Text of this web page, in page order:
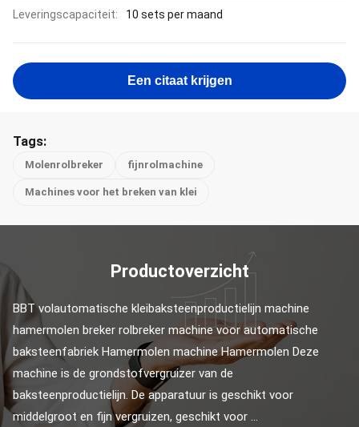
Leveringscapaciteit: 10 sets per maand
Een citaat krijgen
Tags:
Molenrolbreker fijnrolmachine
Machines voor het breken van klei
Productoverzicht
BBT volautomatische kleibaksteenproductielijn machine
hamermolen breker rolbreker machine voor automatische
baksteenfabriek Hamermolen machine Hamermolen Deze
machine is de grondstofvergruizer van de
baksteenproductielijn. De apparatuur is geschikt voor
middelgroot en fijn vergruizen, geschikt voor ...